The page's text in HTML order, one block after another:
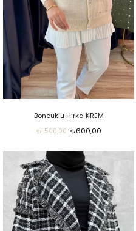
Boncuklu Hırka KREM
₺600,00
₺1.500,00